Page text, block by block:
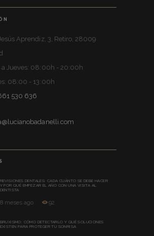
Aprendiz, 3, Retiro, 28009
a Jueves: 08:00h - 20:00h
08:00 - 13:00h
530 636
REVISIONES DENTALES: CADA CUÁNTO SE DEBE HACER
Y POR QUÉ EMPEZAR EL AÑO CON UNA VISITA AL
DENTISTA
8 meses ago 92
BRUXISMO: CÓMO DETECTARLO Y QUÉ SOLUCIONES
EXISTEN PARA PROTEGER TU SONRISA